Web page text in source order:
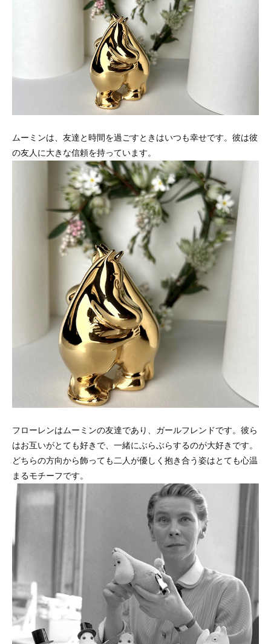
ムーミンは、友達と時間を過ごすときはいつも幸せです。彼は彼
の友人に大きな信頼を持っています。
フローレンはムーミンの友達であり、ガールフレンドです。彼ら
はお互いがとても好きで、一緒にぶらぶらするのが大好きです。
どちらの方向から飾っても二人が優しく抱き合う姿はとても心温
まるモチーフです。